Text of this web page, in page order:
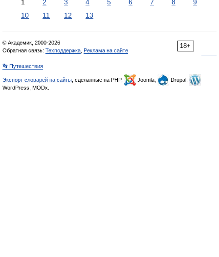
1 2 3 4 5 6 7 8
9
10
11 12 13
18+
© Академик, 2000-2026
Обратная связь: Техподдержка Реклама на сайте
👣 Путешествия
Экспорт словарей на сайты , сделанные на PHP, Joomla,
Drupal,
WordPress, MODx.